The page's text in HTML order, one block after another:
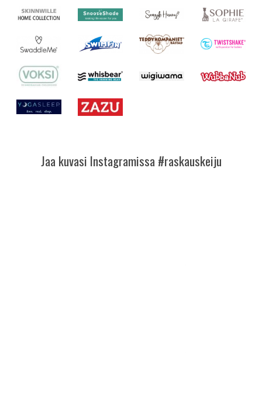
Jaa kuvasi Instagramissa #raskauskeiju